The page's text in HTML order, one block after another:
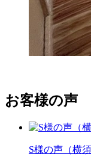
お客様の声
S様の声（横須